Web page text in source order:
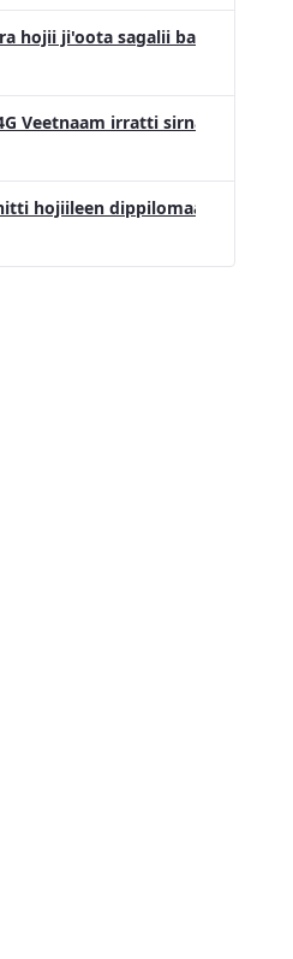
hojii ji'oota sagalii bara 2017
Veetnaam irratti sirna nyaataa
hojiileen dippilomaasii